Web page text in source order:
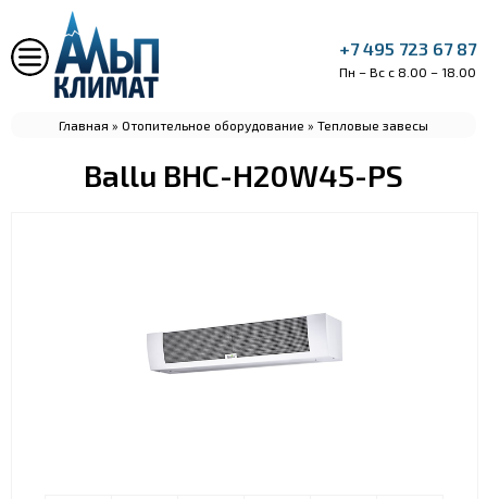
+7 495 723 67 87
Пн – Вс с 8.00 – 18.00
Главная » Отопительное оборудование » Тепловые завесы
Ballu BHC-H20W45-PS